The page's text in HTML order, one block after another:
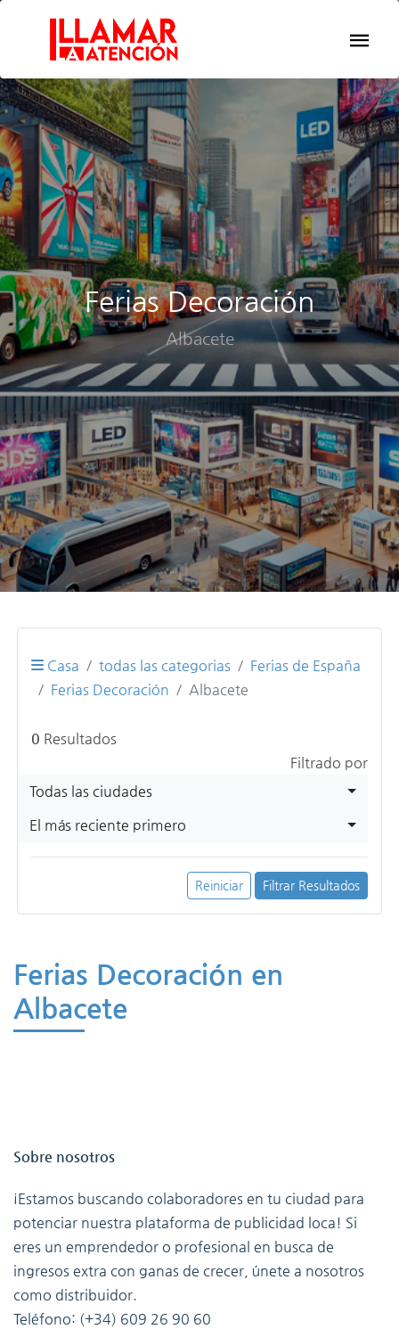
Ferias Decoración
Albacete
Casa todas las categorias
Ferias de España
Ferias Decoración
Albacete
0 Resultados
Filtrado por
Todas las ciudades
El más reciente primero
Reiniciar Filtrar Resultados
Ferias Decoración en
Albacete
Sobre nosotros
¡Estamos buscando colaboradores en tu ciudad para
potenciar nuestra plataforma de publicidad loca! Si
eres un emprendedor o profesional en busca de
ingresos extra con ganas de crecer, únete a nosotros
como distribuidor.
Teléfono: (+34) 609 26 90 60